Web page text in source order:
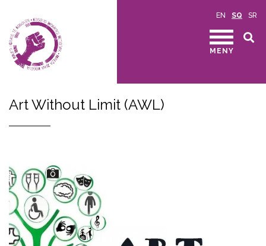
EN SQ SR
MENY
Art Without Limit (AWL)